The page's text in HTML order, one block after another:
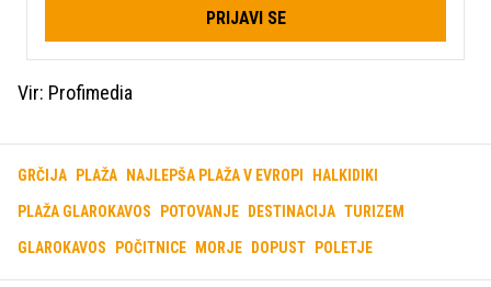
PRIJAVI SE
Vir: Profimedia
GRČIJA PLAŽA NAJLEPŠA PLAŽA V EVROPI HALKIDIKI
PLAŽA GLAROKAVOS POTOVANJE DESTINACIJA TURIZEM
GLAROKAVOS POČITNICE MORJE DOPUST POLETJE